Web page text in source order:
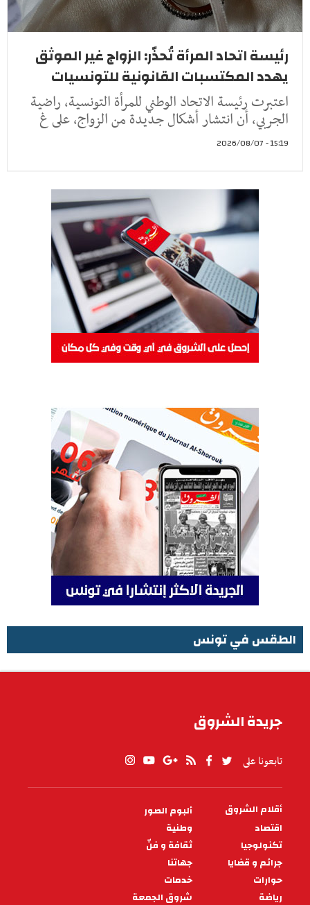
رئيسة اتحاد المرأة تُحذّر: الزواج غير الموثق
يهدد المكتسبات القانونية للتونسيات
اعتبرت رئيسة الاتحاد الوطني للمرأة التونسية، راضية
الجربي، أن انتشار أشكال جديدة من الزواج، على غ
15:19 - 2026/08/07
الطقس في تونس
جريدة الشروق
تابعونا على
PIED
DE
PAGE
أقلام الشروق
ألبوم الصور
اقتصاد
وطنية
تكنولوجيا
ثقافة و فنّ
جرائم و قضايا
جهاتنا
حوارات
خدمات
رياضة
شروق الجمعة